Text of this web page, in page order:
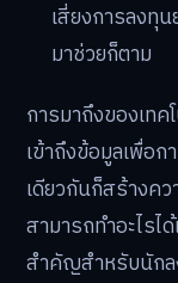
เสี่ยงการลงทุน
มาช่วยก็ตาม
การมาถึงของเทค
เข้าถึงข้อมูลเพื่อ
เดียวกันก็สร้างคว
สามารถทำอะไรไ
สำคัญสำหรับนักล